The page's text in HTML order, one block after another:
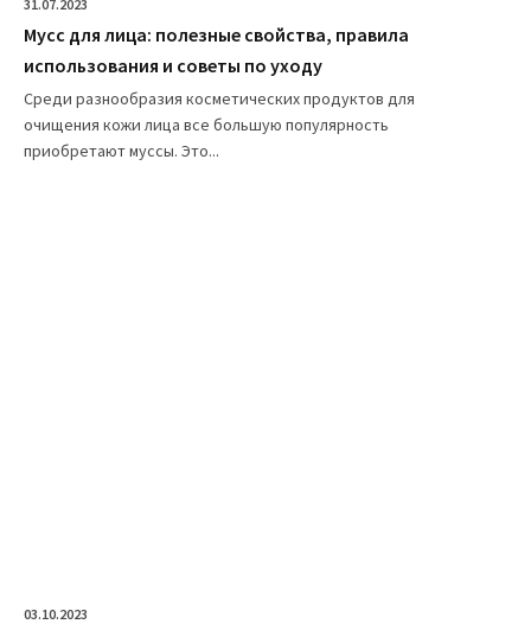
31.07.2023
Мусс для лица: полезные свойства, правила
использования и советы по уходу
Среди разнообразия косметических продуктов для
очищения кожи лица все большую популярность
приобретают муссы. Это...
03.10.2023